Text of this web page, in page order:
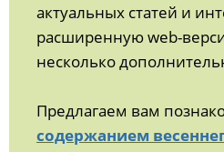
актуальных статей и
расширенную web-
несколько
Предлагаем вам
содержанием